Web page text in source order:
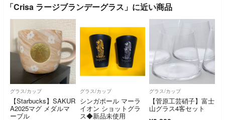
「Crisa ラージブランデーグラス」に近い商品
グラス/カップ
【Starbucks】SAKUR
A2025マグ メダルマ
ーブル
グラス/カップ
シンガポール マーラ
イオン ショットグラ
ス◆新品未使用
グラス/カップ
【菅原工芸硝子】富士
山グラス4客セット